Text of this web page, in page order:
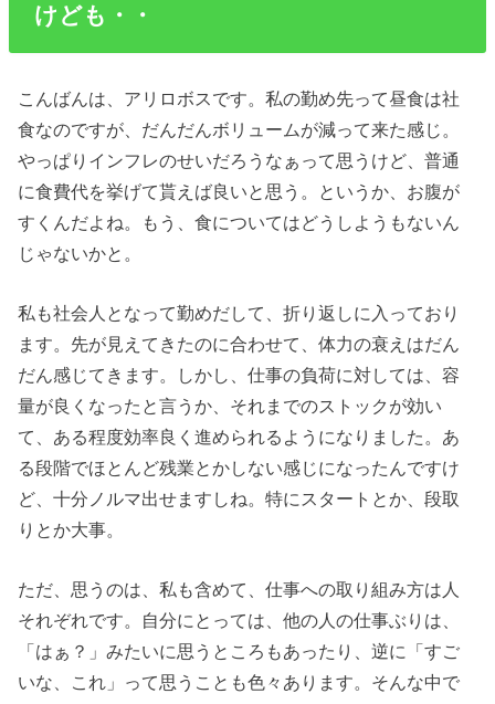
けども・・
こんばんは、アリロボスです。私の勤め先って昼食は社
食なのですが、だんだんボリュームが減って来た感じ。
やっぱりインフレのせいだろうなぁって思うけど、普通
に食費代を挙げて貰えば良いと思う。というか、お腹が
すくんだよね。もう、食についてはどうしようもないん
じゃないかと。
私も社会人となって勤めだして、折り返しに入っており
ます。先が見えてきたのに合わせて、体力の衰えはだん
だん感じてきます。しかし、仕事の負荷に対しては、容
量が良くなったと言うか、それまでのストックが効い
て、ある程度効率良く進められるようになりました。あ
る段階でほとんど残業とかしない感じになったんですけ
ど、十分ノルマ出せますしね。特にスタートとか、段取
りとか大事。
ただ、思うのは、私も含めて、仕事への取り組み方は人
それぞれです。自分にとっては、他の人の仕事ぶりは、
「はぁ？」みたいに思うところもあったり、逆に「すご
いな、これ」って思うことも色々あります。そんな中で